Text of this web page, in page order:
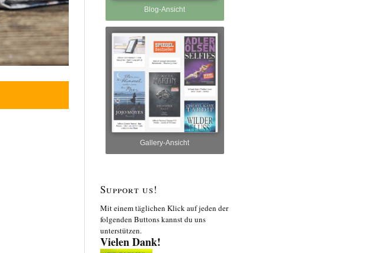
Blog-Ansicht
Gallery-Ansicht
Support us!
Mit einem täglichen Klick auf jeden der
folgenden Buttons kannst du uns
unterstützen.
Vielen Dank!